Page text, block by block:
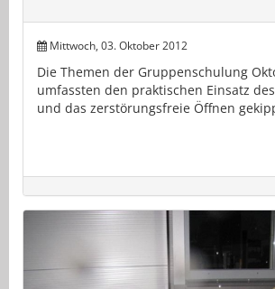
Mittwoch, 03. Oktober 2012
Die Themen der Gruppenschulung
umfassten den praktischen Einsatz
und das zerstörungsfreie Öffnen